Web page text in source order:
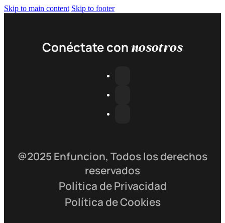
Skip to main content Skip to footer
Conéctate connosotros
@2025 Enfuncion, Todos los derechos
reservados
Política de Privacidad
Política de Cookies